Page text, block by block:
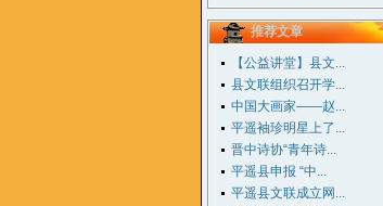
推荐文章
【公益讲堂】县文...
县文联组织召开学...
中国大画家——赵...
平遥袖珍明星上了...
晋中诗协“青年诗...
平遥县申报 “中...
平遥县文联成立网...